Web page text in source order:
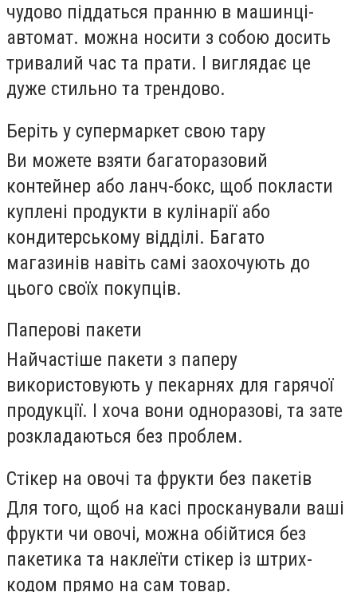
чудово піддаться пранню в машинці-
автомат. можна носити з собою досить
тривалий час та прати. І виглядає це
дуже стильно та трендово.
Беріть у супермаркет свою тару
Ви можете взяти багаторазовий
контейнер або ланч-бокс, щоб покласти
куплені продукти в кулінарії або
кондитерському відділі. Багато
магазинів навіть самі заохочують до
цього своїх покупців.
Паперові пакети
Найчастіше пакети з паперу
використовують у пекарнях для гарячої
продукції. І хоча вони одноразові, та зате
розкладаються без проблем.
Стікер на овочі та фрукти без пакетів
Для того, щоб на касі просканували ваші
фрукти чи овочі, можна обійтися без
пакетика та наклеїти стікер із штрих-
кодом прямо на сам товар.